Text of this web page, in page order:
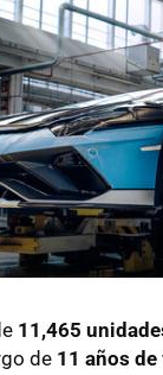
11,465
de 11 años